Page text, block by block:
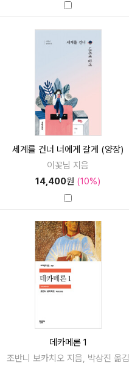
세계를 건너 너에게 갈게 (양장)
이꽃님 지음
14,400원 (10%)
데카메론 1
조반니 보카치오 지음, 박상진 옮김